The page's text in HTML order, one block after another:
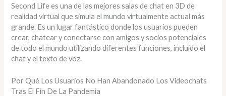
Second Life es una de las mejores salas de chat en 3D de
realidad virtual que simula el mundo virtualmente actual más
grande. Es un lugar fantástico donde los usuarios pueden
crear, chatear y conectarse con amigos y socios potenciales
de todo el mundo utilizando diferentes funciones, incluido el
chat y el texto de voz.
Por Qué Los Usuarios No Han Abandonado Los Videochats
Tras El Fin De La Pandemia